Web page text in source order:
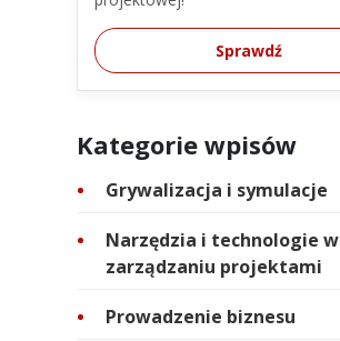
Sprawdź
Kategorie wpisów
Grywalizacja i symulacje
Narzędzia i technologie w
zarządzaniu projektami
Prowadzenie biznesu